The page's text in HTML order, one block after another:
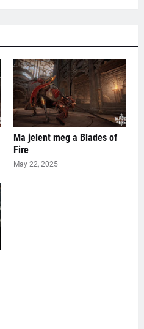
Ma jelent meg a Blades of
Fire
May 22, 2025